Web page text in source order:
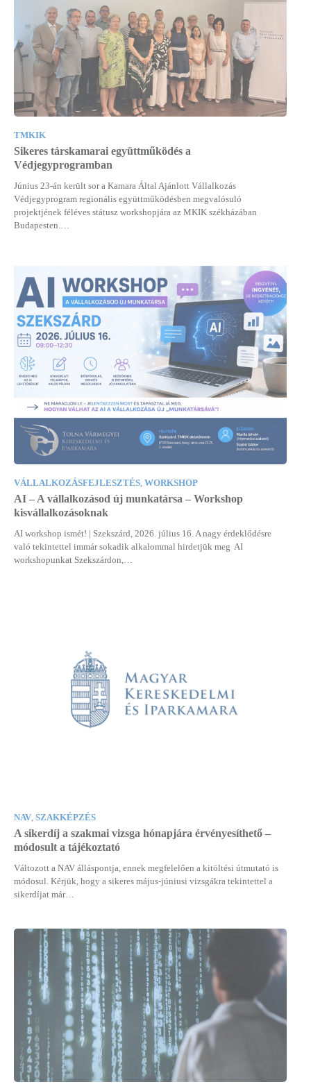
TMKIK
Sikeres társkamarai együttműködés a
Védjegyprogramban
Június 23-án került sor a Kamara Által Ajánlott Vállalkozás
Védjegyprogram regionális együttműködésben megvalósuló
projektjének féléves státusz workshopjára az MKIK székházában
Budapesten.…
VÁLLALKOZÁSFEJLESZTÉS, WORKSHOP
AI – A vállalkozásod új munkatársa – Workshop
kisvállalkozásoknak
AI workshop ismét! | Szekszárd, 2026. július 16. A nagy érdeklődésre
való tekintettel immár sokadik alkalommal hirdetjük meg AI
workshopunkat Szekszárdon,…
NAV SZAKKÉPZÉS
A sikerdíj a szakmai vizsga hónapjára érvényesíthető –
módosult a tájékoztató
Változott a NAV álláspontja, ennek megfelelően a kitöltési útmutató is
módosul. Kérjük, hogy a sikeres május-júniusi vizsgákra tekintettel a
sikerdíjat már…